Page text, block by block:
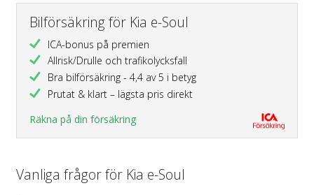
Bilförsäkring för Kia e-Soul
ICA-bonus på premien
Allrisk/Drulle och trafikolycksfall
Bra bilförsäkring - 4,4 av 5 i betyg
Prutat & klart – lägsta pris direkt
Räkna på din försäkring
Vanliga frågor för Kia e-Soul